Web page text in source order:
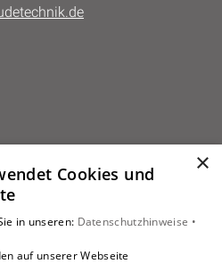
×
Cookies und
in unseren: Datenschutzhinweise •
auf unserer Webseite